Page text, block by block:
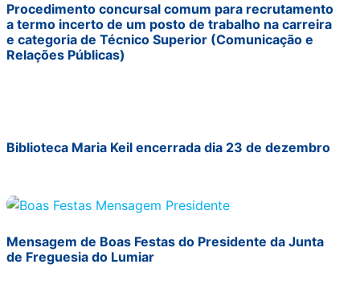
Procedimento concursal comum para recrutamento
a termo incerto de um posto de trabalho na carreira
e categoria de Técnico Superior (Comunicação e
Relações Públicas)
Biblioteca Maria Keil encerrada dia 23 de dezembro
Mensagem de Boas Festas do Presidente da Junta
de Freguesia do Lumiar